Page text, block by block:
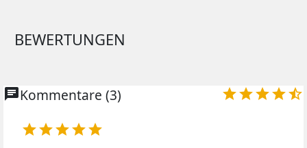
BEWERTUNGEN
chatKommentare (3) 
